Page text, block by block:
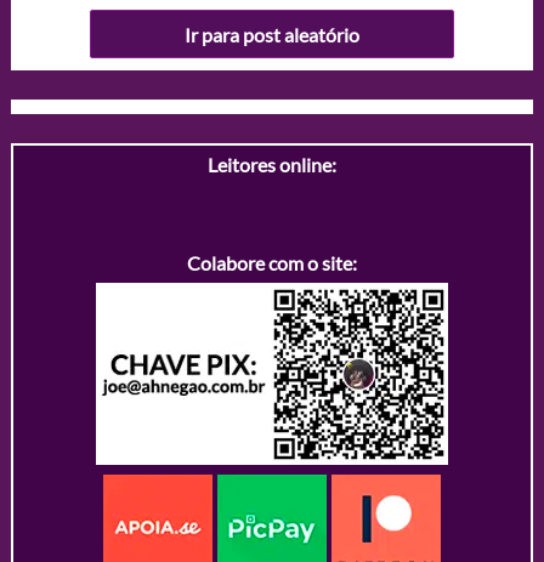
Ir para post aleatório
Leitores online:
Colabore com o site: